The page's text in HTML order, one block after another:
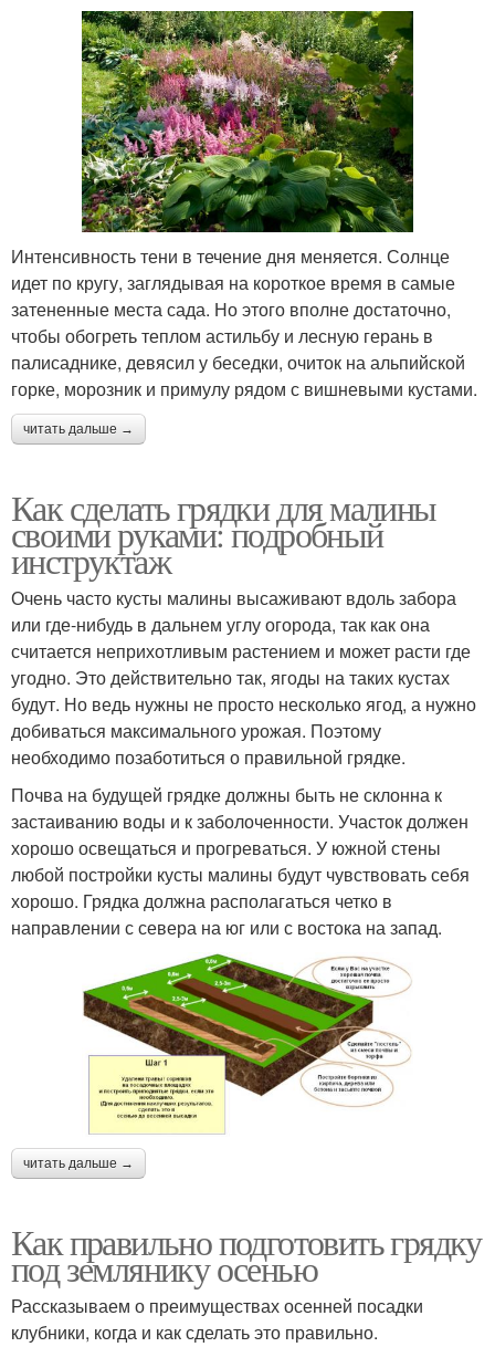
Интенсивность тени в течение дня меняется. Солнце
идет по кругу, заглядывая на короткое время в самые
затененные места сада. Но этого вполне достаточно,
чтобы обогреть теплом астильбу и лесную герань в
палисаднике, девясил у беседки, очиток на альпийской
горке, морозник и примулу рядом с вишневыми кустами.
читать дальше →
Как сделать грядки для малины
своими руками: подробный
инструктаж
Очень часто кусты малины высаживают вдоль забора
или где-нибудь в дальнем углу огорода, так как она
считается неприхотливым растением и может расти где
угодно. Это действительно так, ягоды на таких кустах
будут. Но ведь нужны не просто несколько ягод, а нужно
добиваться максимального урожая. Поэтому
необходимо позаботиться о правильной грядке.
Почва на будущей грядке должны быть не склонна к
застаиванию воды и к заболоченности. Участок должен
хорошо освещаться и прогреваться. У южной стены
любой постройки кусты малины будут чувствовать себя
хорошо. Грядка должна располагаться четко в
направлении с севера на юг или с востока на запад.
читать дальше →
Как правильно подготовить грядку
под землянику осенью
Рассказываем о преимуществах осенней посадки
клубники, когда и как сделать это правильно.